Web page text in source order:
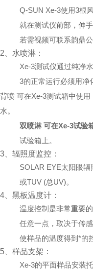
Q-SUN Xe-3使用3根
就在测试仪前部，伸
若需视频可联系韵鼎公
2、水喷淋：
Xe-3测试仪通过纯净
3的正常运行必须用净
背喷 可在Xe-3测试箱中使
水。
双喷淋 可在Xe-3试验
试验箱上。
3、辐照度监控：
SOLAR EYE太阳眼
或TUV (总UV)。
4、黑板温度计：
温度控制是非常重要
任意一点，取决于传
使样品的温度得到*的
5、样品支架：
Xe-3的平面样品安装